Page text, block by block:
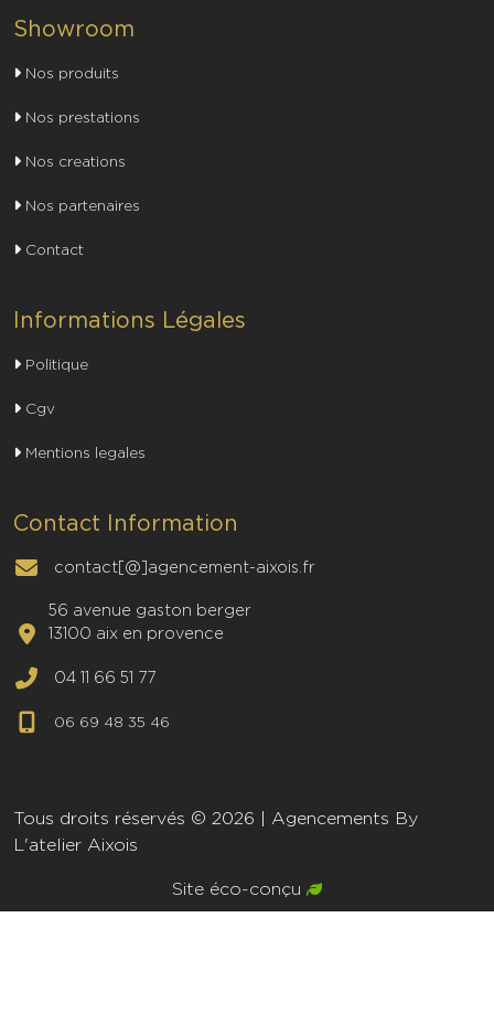
provence
Optez pour des menuiseries interieures sur mesure a Aix-
creation d'espaces uniques et adaptes a votre style.
Showroom
Nos produits
Nos prestations
Nos creations
Nos partenaires
Contact
Informations Légales
Politique
Cgv
Mentions legales
Contact Information
contact[@]agencement-aixois.fr
56 avenue gaston berger
13100 aix en provence
04 11 66 51 77
06 69 48 35 46
Tous droits réservés © 2026 | Agencements By
L'atelier Aixois
Site éco-conçu